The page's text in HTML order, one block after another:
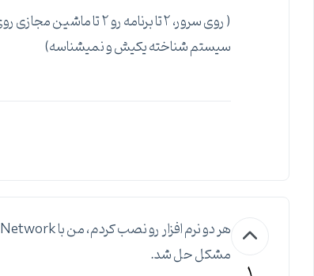
سیستم شناخته یکیش و نمیشناسه)
مشکل حل شد.